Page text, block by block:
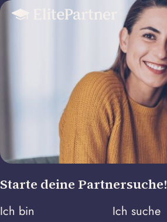
Starte deine Partnersuche!
Ich bin Ich suche